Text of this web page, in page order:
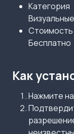
Категория
Стоимость
Бесплатно
Как
Нажмите на